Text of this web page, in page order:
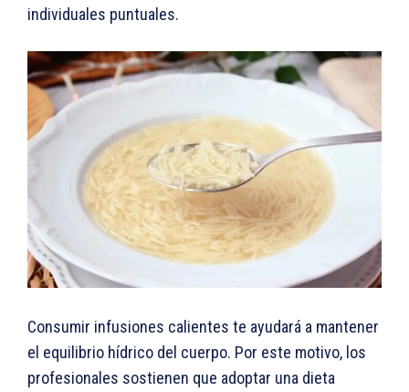
individuales puntuales.
Consumir infusiones calientes te ayudará a mantener
el equilibrio hídrico del cuerpo. Por este motivo, los
profesionales sostienen que adoptar una dieta